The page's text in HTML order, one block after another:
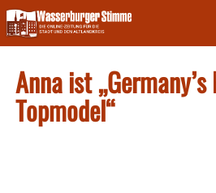
Skip
to
content
Anna ist
Topmodel“